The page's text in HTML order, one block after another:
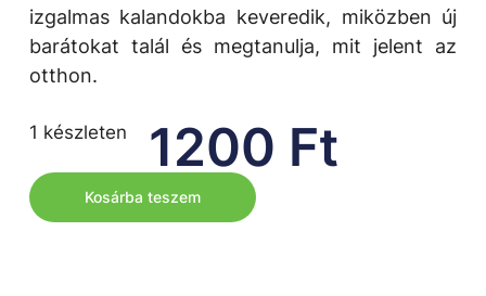
izgalmas kalandokba keveredik, miközben új
barátokat talál és megtanulja, mit jelent az
otthon.
1200 Ft
1 készleten
Kosárba teszem